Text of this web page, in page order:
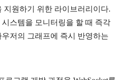
지원하기 위한 라이브러리이다.
스템을 모니터링을 할 때 즉각
저의 그래프에 즉시 반영하는